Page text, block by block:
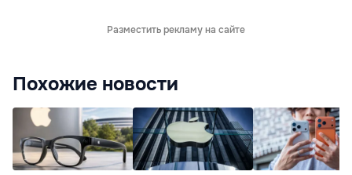
Разместить рекламу на сайте
Похожие новости